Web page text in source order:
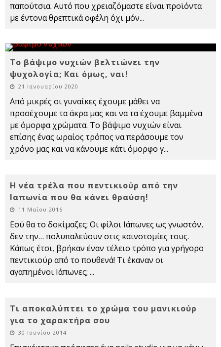
παπούτσια. Αυτό που χρειαζόμαστε είναι προϊόντα
με έντονα θρεπτικά οφέλη όχι μόν...
Το βάψιμο νυχιών βελτιώνει την
ψυχολογία; Και όμως, ναι!
21 Ιανουαρίου 2020
Από μικρές οι γυναίκες έχουμε μάθει να
προσέχουμε τα άκρα μας και να τα έχουμε βαμμένα
με όμορφα χρώματα. Το βάψιμο νυχιών είναι
επίσης ένας ωραίος τρόπος να περάσουμε τον
χρόνο μας και να κάνουμε κάτι όμορφο γ...
Η νέα τρέλα που πεντικιούρ από την
Ιαπωνία που θα κάνει θραύση!
11 Μαΐου 2016
Εσύ θα το δοκίμαζες; Οι φίλοι Ιάπωνες ως γνωστόν,
δεν την… πολυπαλεύουν στις καινοτομίες τους.
Κάπως έτσι, βρήκαν έναν τέλειο τρόπο για γρήγορο
πεντικιούρ από το πουθενά! Τι έκαναν οι
αγαπημένοι Ιάπωνες; ...
Τι αποκαλύπτει το χρώμα του μανικιούρ
για το χαρακτήρα σου
30 Ιουνίου 2014